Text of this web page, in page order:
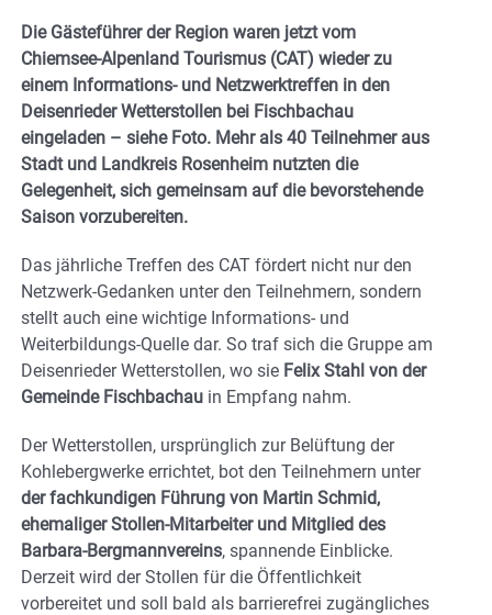
Die Gästeführer der Region waren jetzt vom
Chiemsee-Alpenland Tourismus (CAT) wieder zu
einem Informations- und Netzwerktreffen in den
Deisenrieder Wetterstollen bei Fischbachau
eingeladen – siehe Foto. Mehr als 40 Teilnehmer aus
Stadt und Landkreis Rosenheim nutzten die
Gelegenheit, sich gemeinsam auf die bevorstehende
Saison vorzubereiten.
Das jährliche Treffen des CAT fördert nicht nur den
Netzwerk-Gedanken unter den Teilnehmern, sondern
stellt auch eine wichtige Informations- und
Weiterbildungs-Quelle dar. So traf sich die Gruppe am
Deisenrieder Wetterstollen, wo sie Felix Stahl von der
Gemeinde Fischbachau in Empfang nahm.
Der Wetterstollen, ursprünglich zur Belüftung der
Kohlebergwerke errichtet, bot den Teilnehmern unter
der fachkundigen Führung von Martin Schmid,
ehemaliger Stollen-Mitarbeiter und Mitglied des
Barbara-Bergmannvereins, spannende Einblicke.
Derzeit wird der Stollen für die Öffentlichkeit
vorbereitet und soll bald als barrierefrei zugängliches